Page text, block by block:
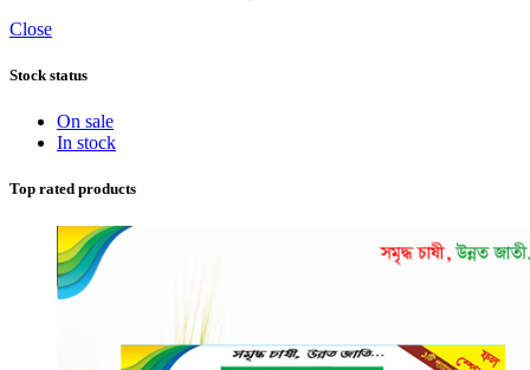
Close
Stock status
On sale
In stock
Top rated products